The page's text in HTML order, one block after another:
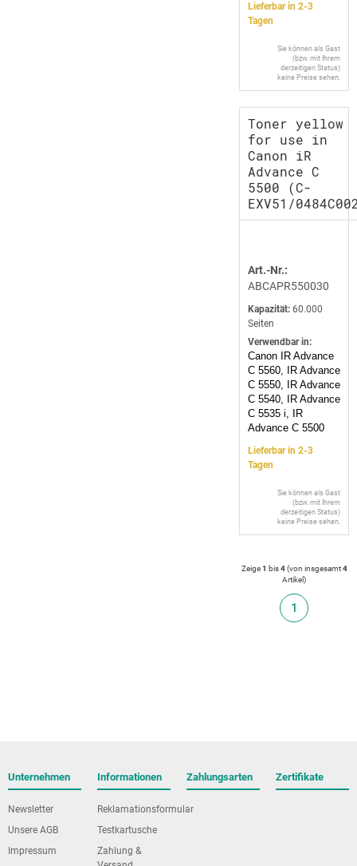
Lieferbar in 2-3
Tagen
Sie können als Gast
(bzw. mit Ihrem
derzeitigen Status)
keine Preise sehen.
Toner yellow
for use in
Canon iR
Advance C
5500 (C-
EXV51/
Art.-Nr.:
ABCAPR550030
Kapazität: 60.000
Seiten
Verwendbar in:
Canon IR Advance
C 5560, IR Advance
C 5550, IR Advance
C 5540, IR Advance
C 5535 i, IR
Advance C 5500
Lieferbar in 2-3
Tagen
Sie können als Gast
(bzw. mit Ihrem
derzeitigen Status)
keine Preise sehen.
Zeige1 bis4(von insgesamt4
Artikel)
1
Unternehmen
Newsletter
Unsere AGB
Impressum
Informationen
Reklamationsformular
Testkartusche
Zahlung &
Zahlungsarten Zertifikate